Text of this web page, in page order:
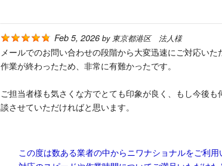
Feb 5, 2026 by 東京都港区 法人様
メールでのお問い合わせの段階から大変迅速にご対応い
作業が終わったため、非常に有難かったです。
ご担当者様も気さくな方でとても印象が良く、もし今後
談させていただければと思います。
この度は数ある業者の中からニワナショナルをご利用